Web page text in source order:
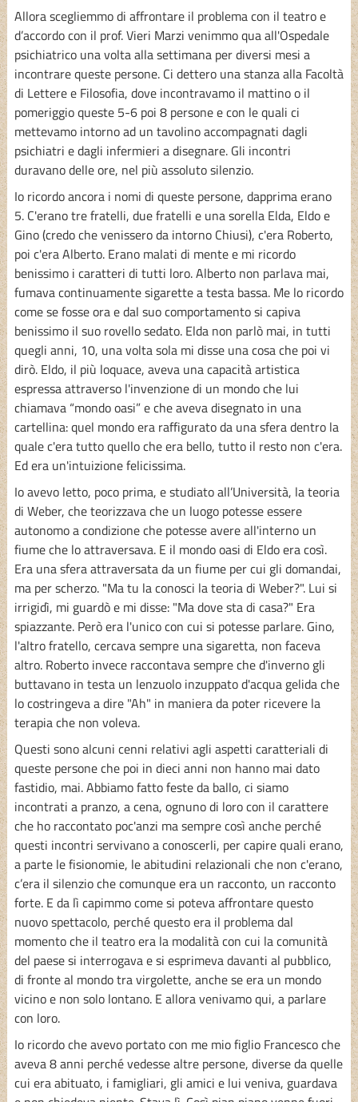
Allora scegliemmo di affrontare il problema con il teatro e
d’accordo con il prof. Vieri Marzi venimmo qua all'Ospedale
psichiatrico una volta alla settimana per diversi mesi a
incontrare queste persone. Ci dettero una stanza alla Facoltà
di Lettere e Filosofia, dove incontravamo il mattino o il
pomeriggio queste 5-6 poi 8 persone e con le quali ci
mettevamo intorno ad un tavolino accompagnati dagli
psichiatri e dagli infermieri a disegnare. Gli incontri
duravano delle ore, nel più assoluto silenzio.
Io ricordo ancora i nomi di queste persone, dapprima erano
5. C'erano tre fratelli, due fratelli e una sorella Elda, Eldo e
Gino (credo che venissero da intorno Chiusi), c'era Roberto,
poi c'era Alberto. Erano malati di mente e mi ricordo
benissimo i caratteri di tutti loro. Alberto non parlava mai,
fumava continuamente sigarette a testa bassa. Me lo ricordo
come se fosse ora e dal suo comportamento si capiva
benissimo il suo rovello sedato. Elda non parlò mai, in tutti
quegli anni, 10, una volta sola mi disse una cosa che poi vi
dirò. Eldo, il più loquace, aveva una capacità artistica
espressa attraverso l'invenzione di un mondo che lui
chiamava “mondo oasi” e che aveva disegnato in una
cartellina: quel mondo era raffigurato da una sfera dentro la
quale c'era tutto quello che era bello, tutto il resto non c'era.
Ed era un'intuizione felicissima.
Io avevo letto, poco prima, e studiato all’Università, la teoria
di Weber, che teorizzava che un luogo potesse essere
autonomo a condizione che potesse avere all'interno un
fiume che lo attraversava. E il mondo oasi di Eldo era così.
Era una sfera attraversata da un fiume per cui gli domandai,
ma per scherzo. "Ma tu la conosci la teoria di Weber?". Lui si
irrigidì, mi guardò e mi disse: "Ma dove sta di casa?" Era
spiazzante. Però era l'unico con cui si potesse parlare. Gino,
l'altro fratello, cercava sempre una sigaretta, non faceva
altro. Roberto invece raccontava sempre che d'inverno gli
buttavano in testa un lenzuolo inzuppato d'acqua gelida che
lo costringeva a dire "Ah" in maniera da poter ricevere la
terapia che non voleva.
Questi sono alcuni cenni relativi agli aspetti caratteriali di
queste persone che poi in dieci anni non hanno mai dato
fastidio, mai. Abbiamo fatto feste da ballo, ci siamo
incontrati a pranzo, a cena, ognuno di loro con il carattere
che ho raccontato poc'anzi ma sempre così anche perché
questi incontri servivano a conoscerli, per capire quali erano,
a parte le fisionomie, le abitudini relazionali che non c'erano,
c’era il silenzio che comunque era un racconto, un racconto
forte. E da lì capimmo come si poteva affrontare questo
nuovo spettacolo, perché questo era il problema dal
momento che il teatro era la modalità con cui la comunità
del paese si interrogava e si esprimeva davanti al pubblico,
di fronte al mondo tra virgolette, anche se era un mondo
vicino e non solo lontano. E allora venivamo qui, a parlare
con loro.
Io ricordo che avevo portato con me mio figlio Francesco che
aveva 8 anni perché vedesse altre persone, diverse da quelle
cui era abituato, i famigliari, gli amici e lui veniva, guardava